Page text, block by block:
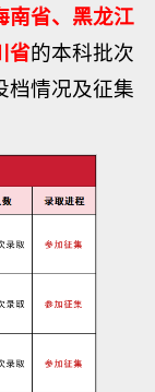
南省、黑龙江
省的本科批次
档情况及征集